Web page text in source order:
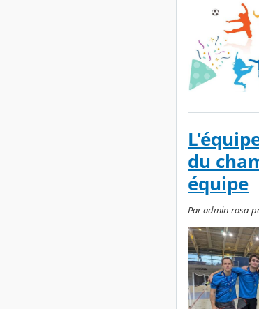
du
équipe
Par admin rosa-